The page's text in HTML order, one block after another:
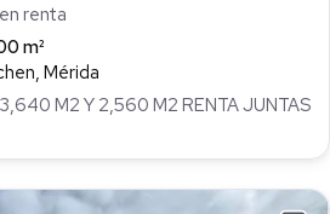
en renta
m²
Mérida
M2 Y 2,560 M2 RENTA JUNTAS